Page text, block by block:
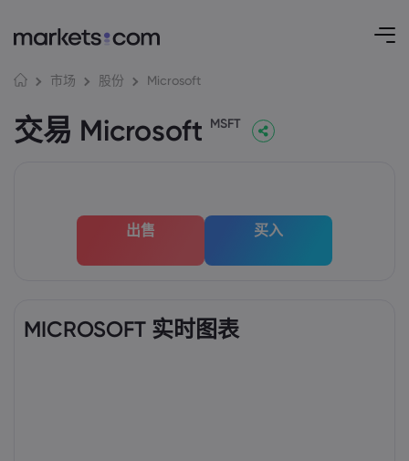
市场 股份 Microsoft
交易 Microsoft MSFT
出售 买入
MICROSOFT 实时图表